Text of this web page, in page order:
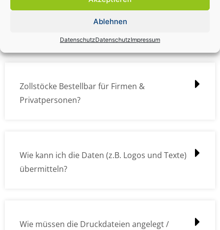
Ablehnen
DatenschutzDatenschutzImpressum
Zollstock Druckdatencheck / Profidatencheck
Zollstöcke Bestellbar für Firmen &
Privatpersonen?
Wie kann ich die Daten (z.B. Logos und Texte)
übermitteln?
Wie müssen die Druckdateien angelegt /